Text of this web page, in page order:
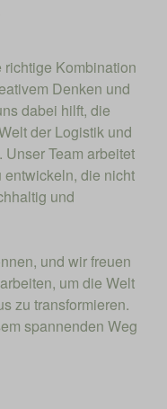
Kombination
Denken und
dabei hilft, die
der Logistik und
Team arbeitet
entwickeln, die nicht
und
und wir freuen
um die Welt
zu transformieren.
spannenden Weg